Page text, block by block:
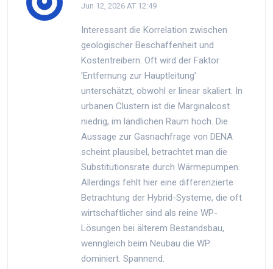
Jun 12, 2026 AT 12:49
Interessant die Korrelation zwischen
geologischer Beschaffenheit und
Kostentreibern. Oft wird der Faktor
'Entfernung zur Hauptleitung'
unterschätzt, obwohl er linear skaliert. In
urbanen Clustern ist die Marginalcost
niedrig, im ländlichen Raum hoch. Die
Aussage zur Gasnachfrage von DENA
scheint plausibel, betrachtet man die
Substitutionsrate durch Wärmepumpen.
Allerdings fehlt hier eine differenzierte
Betrachtung der Hybrid-Systeme, die oft
wirtschaftlicher sind als reine WP-
Lösungen bei älterem Bestandsbau,
wenngleich beim Neubau die WP
dominiert. Spannend.